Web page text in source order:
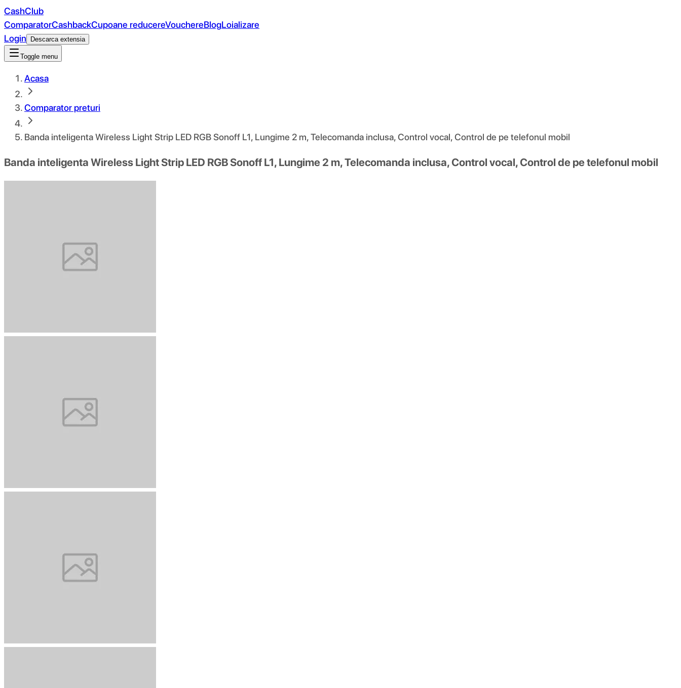
CashClub
ComparatorCashbackCupoane reducereVouchereBlogLoializare
Login
Descarca extensia
Toggle menu
Acasa
Comparator preturi
Banda inteligenta Wireless Light Strip LED RGB Sonoff L1, Lungime 2 m, Telecomanda inclusa, Control vocal, Control de pe telefonul mobil
Banda inteligenta Wireless Light Strip LED RGB Sonoff L1, Lungime 2 m, Telecomanda inclusa, Control vocal, Control de pe telefonul mobil